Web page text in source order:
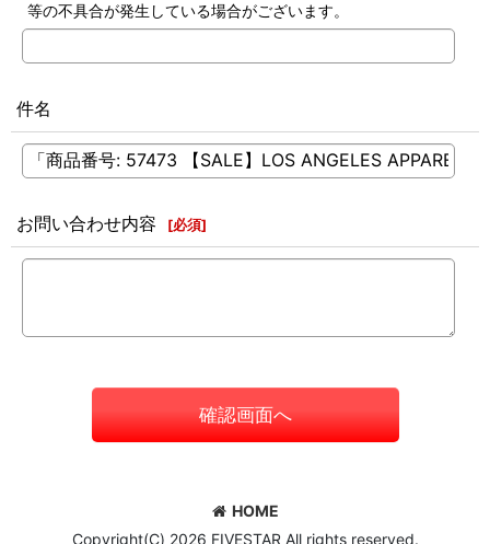
等の不具合が発生している場合がございます。
件名
お問い合わせ内容 [必須]
確認画面へ
HOME
Copyright(C) 2026 FIVESTAR All rights reserved.